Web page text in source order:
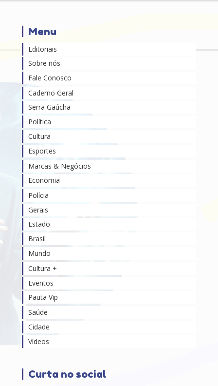
Menu
Editoriais
Sobre nós
Fale Conosco
Caderno Geral
Serra Gaúcha
Política
Cultura
Esportes
Marcas & Negócios
Economia
Polícia
Gerais
Estado
Brasil
Mundo
Cultura +
Eventos
Pauta Vip
Saúde
Cidade
Vídeos
Curta no social